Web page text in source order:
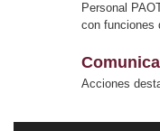
Personal
con funciones
Acciones